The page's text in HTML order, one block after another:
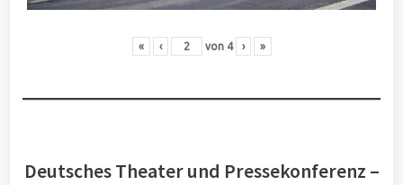
« ‹ von 4 › »
Deutsches Theater und Pressekonferenz –